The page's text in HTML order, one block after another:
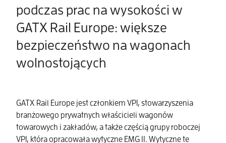
podczas prac na wysokości w
GATX Rail Europe: większe
bezpieczeństwo na wagonach
wolnostojących
GATX Rail Europe jest członkiem VPI, stowarzyszenia
branżowego prywatnych właścicieli wagonów
towarowych i zakładów, a także częścią grupy roboczej
VPI, która opracowała wytyczne EMG 11. Wytyczne te